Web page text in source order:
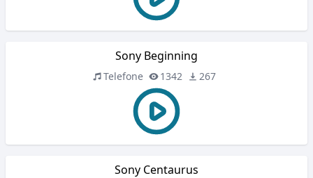
Sony Beginning
Telefone 1342 267
Sony Centaurus